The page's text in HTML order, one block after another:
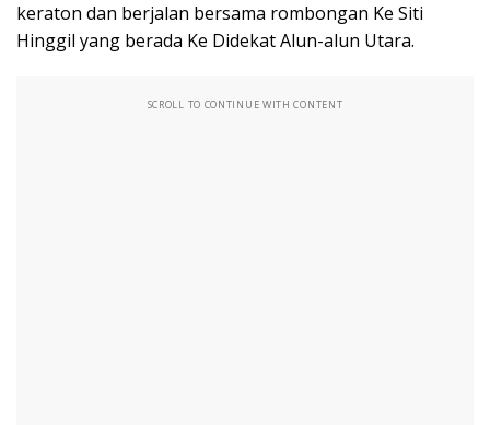
keraton dan berjalan bersama rombongan Ke Siti
Hinggil yang berada Ke Didekat Alun-alun Utara.
SCROLL TO CONTINUE WITH CONTENT